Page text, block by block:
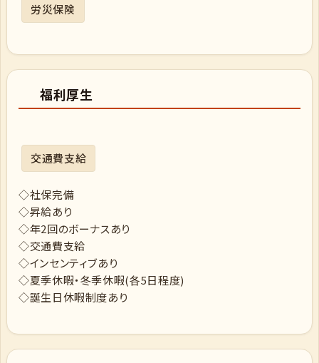
労災保険
福利厚生
交通費支給
◇社保完備
◇昇給あり
◇年2回のボーナスあり
◇交通費支給
◇インセンティブあり
◇夏季休暇・冬季休暇(各5日程度)
◇誕生日休暇制度あり